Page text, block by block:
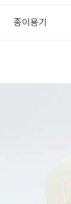
종이용기